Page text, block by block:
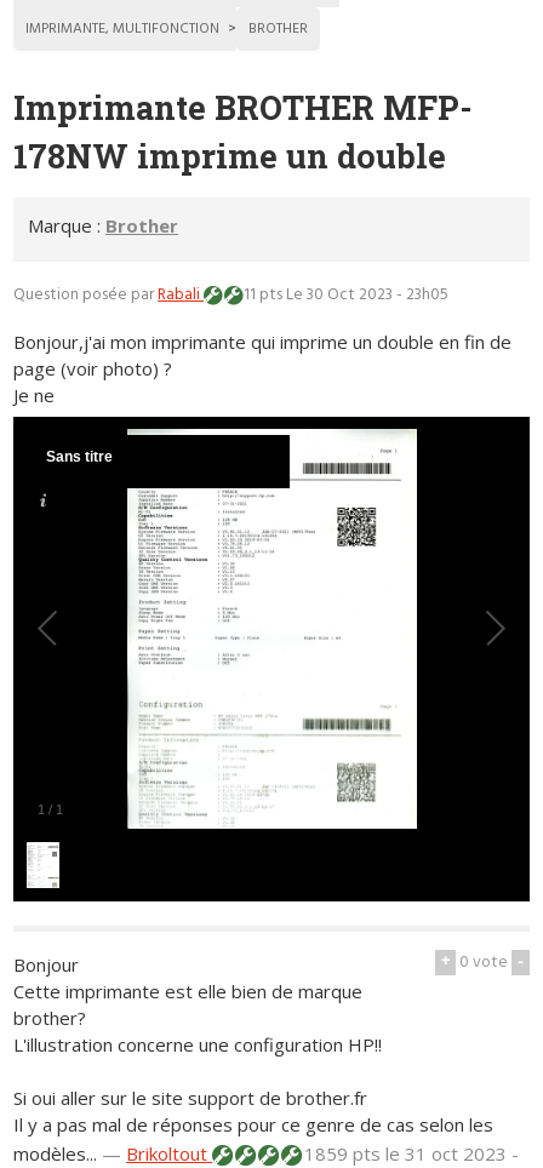
IMPRIMANTE, MULTIFONCTION
BROTHER
Imprimante BROTHER MFP-
178NW imprime un double
Marque : Brother
Question posée parRabali 11 ptsLe 30 Oct 2023 - 23h05
Bonjour,j'ai mon imprimante qui imprime un double en fin de
page (voir photo) ?
Je ne
1 / 1
Sans titre
+ 0vote -
Bonjour
Cette imprimante est elle bien de marque
brother?
L'illustration concerne une configuration HP!!
Si oui aller sur le site support de brother.fr
Il y a pas mal de réponses pour ce genre de cas selon les
modèles... — Brikoltout 1859 ptsle 31 oct 2023 -